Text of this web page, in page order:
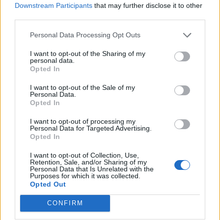
Downstream Participants that may further disclose it to other
Personal Data Processing Opt Outs
I want to opt-out of the Sharing of my
personal data.
Opted In
I want to opt-out of the Sale of my
Personal Data.
Opted In
I want to opt-out of processing my
Personal Data for Targeted Advertising.
Opted In
I want to opt-out of Collection, Use,
Retention, Sale, and/or Sharing of my
Personal Data that Is Unrelated with the
Purposes for which it was collected.
Opted Out
CONFIRM
Ακολουθήστε το Pink.gr στοGoogle News
και
Ακολουθήστε το Pink.gr και στο
Διαβάστε Ακόμη
Σάλος με τη δήλωση της
Ιωάννας Μπέλλα: Και ποια
χαστούκι;
Έντονες αντιδράσεις μετά τη